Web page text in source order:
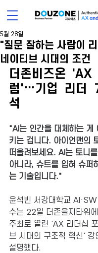
"질문 잘하는 사람이
네이티브 시대의 조건
5월 28일
더존비즈온 'AX
럼'…기업 리더
석
"AI는 인간을 대체하는 게
키는 겁니다. 아이언맨의
떠올려보세요. AI는 토니
아니라, 슈트를 입혀 슈퍼
는 기술입니다."
윤석빈 서강대학교
수는 22일 더존을지타워
주최로 열린 'AX 리더십
브 시대의 구조적 혁신' 강
설명했다.